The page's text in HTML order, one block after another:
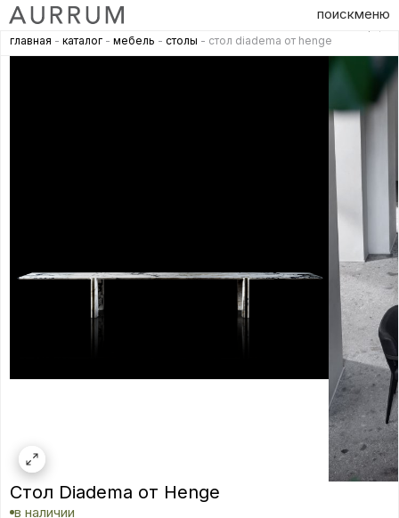
поискменю
главная - каталог - мебель - столы - стол diadema от henge
Стол Diadema от Henge
в наличии